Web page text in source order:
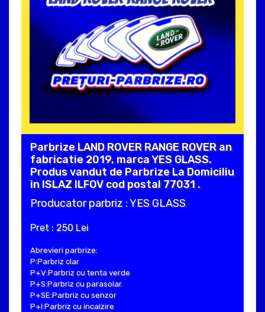
Parbrize LAND ROVER RANGE ROVER an
fabricatie 2019, marca YES GLASS.
Produs vandut de Parbrize La Domiciliu
in ISLAZ ILFOV cod postal 77031 .
Producator parbriz : YES GLASS
Pret : 250 Lei
Abrevieri parbrize:
P:Parbriz clar
P+V:Parbriz cu tenta verde
P+S:Parbriz cu parasolar
P+SE:Parbriz cu senzor
P+I:Parbriz cu incalzire